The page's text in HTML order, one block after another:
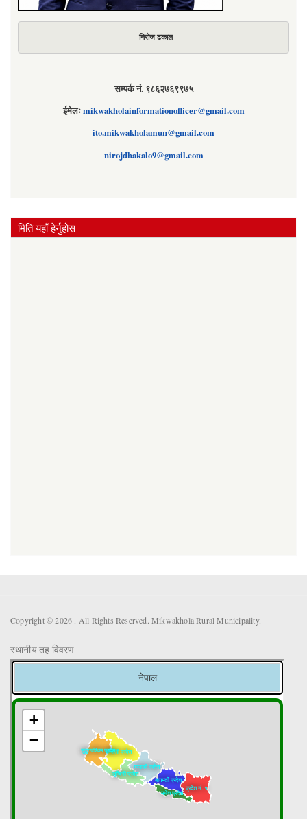
निरोज ढकाल
सम्पर्क नं. ९८६२७६९९७५
ईमेलःmikwakholainformationofficer@gmail.com
ito.mikwakholamun@gmail.com
nirojdhakalo9@gmail.com
मिति यहाँ हेर्नुहोस
Copyright © 2026 . All Rights Reserved. Mikwakhola Rural Municipality.
स्थानीय तह विवरण